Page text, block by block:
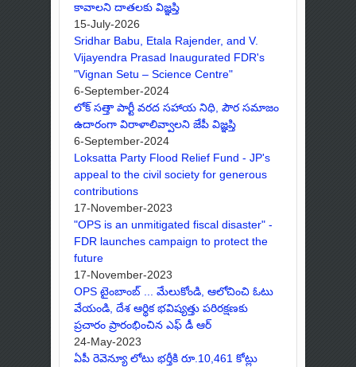
కావాలని దాతలకు విజ్ఞప్తి
15-July-2026
Sridhar Babu, Etala Rajender, and V.
Vijayendra Prasad Inaugurated FDR's
"Vignan Setu – Science Centre"
6-September-2024
లోక్ సత్తా పార్టీ వరద సహాయ నిధి, పౌర సమాజం
ఉదారంగా విరాళాలివ్వాలని జేపీ విజ్ఞప్తి
6-September-2024
Loksatta Party Flood Relief Fund - JP's
appeal to the civil society for generous
contributions
17-November-2023
"OPS is an unmitigated fiscal disaster" -
FDR launches campaign to protect the
future
17-November-2023
OPS టైంబాంబ్ ... మేలుకోండి, ఆలోచించి ఓటు
వేయండి, దేశ ఆర్థిక భవిష్యత్తు పరిరక్షణకు
ప్రచారం ప్రారంభించిన ఎఫ్ డీ ఆర్
24-May-2023
ఏపీ రెవెన్యూ లోటు భర్తీకి రూ.10,461 కోట్లు